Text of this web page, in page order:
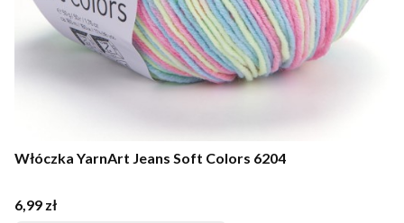
Włóczka YarnArt Jeans Soft Colors 6204
Cena
6,99 zł